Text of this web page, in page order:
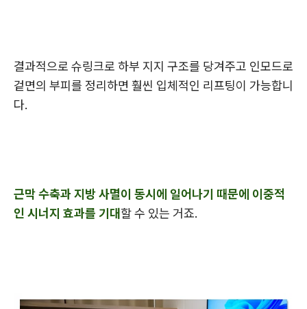
결과적으로 슈링크로 하부 지지 구조를 당겨주고 인모드로
겉면의 부피를 정리하면 훨씬 입체적인 리프팅이 가능합니
다.
근막 수축과 지방 사멸이 동시에 일어나기 때문에 이중적
인 시너지 효과를 기대할 수 있는 거죠.